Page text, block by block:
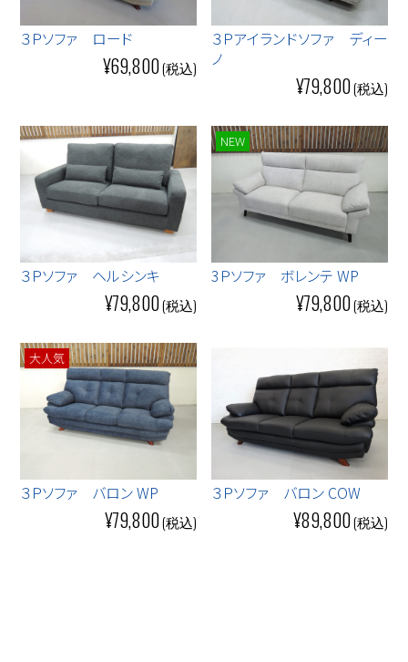
３Ｐソファ ロード
¥69,800
３Ｐアイランドソファ ディー
ノ
¥79,800
３Ｐソファ ヘルシンキ
¥79,800
NEW
3Ｐソファ ボレンテ WP
¥79,800
大人気
３Ｐソファ バロン WP
¥79,800
３Ｐソファ バロン COW
¥89,800